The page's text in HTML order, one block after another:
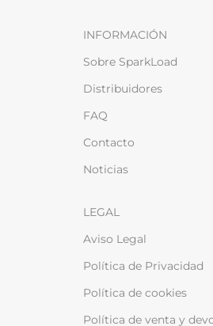
INFORMACIÓN
Sobre SparkLoad
Distribuidores
FAQ
Contacto
Noticias
LEGAL
Aviso Legal
Política de Privacidad
Política de cookies
Política de venta y